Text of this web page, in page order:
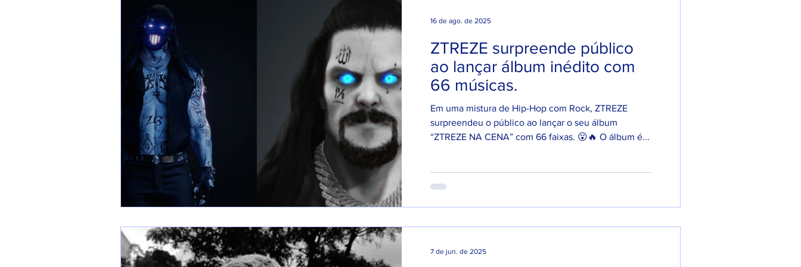
ZTREZE surpreende público
ao lançar álbum inédito com
66 músicas.
Em uma mistura de Hip-Hop com Rock, ZTREZE
surpreendeu o público ao lançar o seu álbum
“ZTREZE NA CENA” com 66 faixas. 😮🔥 O álbum é...
16 de ago. de 2025
7 de jun. de 2025